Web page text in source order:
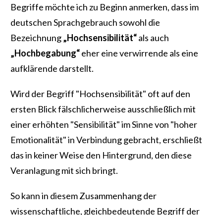
Begriffe möchte ich zu Beginn anmerken, dass im
deutschen Sprachgebrauch sowohl die
Bezeichnung„Hochsensibilität“als auch
„Hochbegabung“eher eine verwirrende als eine
aufklärende darstellt.
Wird der Begriff "Hochsensibilität" oft auf den
ersten Blick fälschlicherweise ausschließlich mit
einer erhöhten "Sensibilität" im Sinne von "hoher
Emotionalität" in Verbindung gebracht, erschließt
das in keiner Weise den Hintergrund, den diese
Veranlagung mit sich bringt.
So kann in diesem Zusammenhang der
wissenschaftliche, gleichbedeutende Begriff der